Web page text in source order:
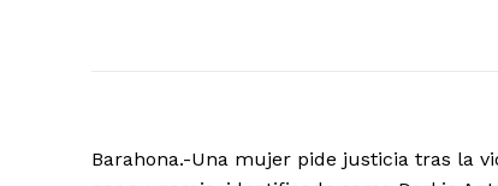
Barahona.-Una mujer pide justicia tras la